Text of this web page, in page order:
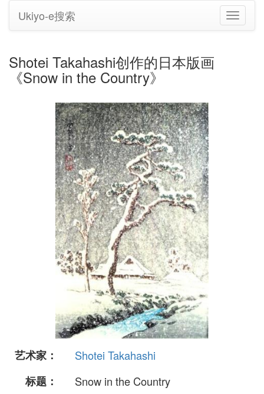
切
换
Ukiyo-e搜索
Shotei Takahashi创作的日本版画
《Snow in the Country》
艺术家：
Shotei Takahashi
标题：
Snow in the Country